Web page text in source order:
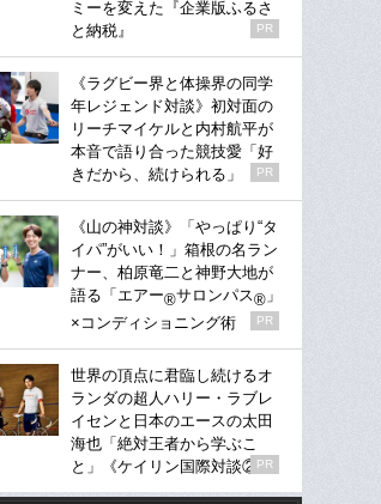
ミーを変えた『企業版ふるさ
と納税』
PR
《ラグビー界と体操界の同学
年レジェンド対談》初対面の
リーチマイケルと内村航平が
本音で語り合った競技愛「好
きだから、続けられる」
PR
《山の神対談》「やっぱり“タ
イパ”がいい！」箱根の名ラン
ナー、柏原竜二と神野大地が
語る「エアー®サロンパス® 」
×コンディショニング術
PR
世界の頂点に君臨し続けるオ
ランダの超人ハリー・ラブレ
イセンと日本のエースの太田
海也「絶対王者から学ぶこ
と」《ケイリン国際対談②》
PR